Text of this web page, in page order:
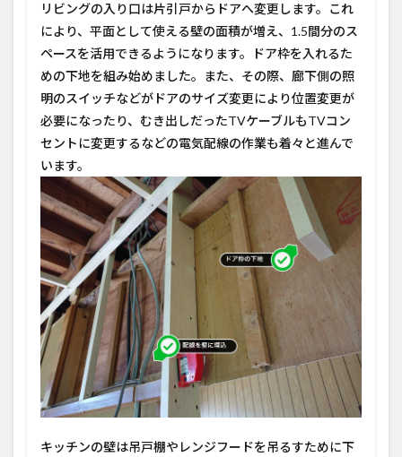
リビングの入り口は片引戸からドアへ変更します。これ
により、平面として使える壁の面積が増え、1.5間分のス
ペースを活用できるようになります。ドア枠を入れるた
めの下地を組み始めました。また、その際、廊下側の照
明のスイッチなどがドアのサイズ変更により位置変更が
必要になったり、むき出しだったTVケーブルもTVコン
セントに変更するなどの電気配線の作業も着々と進んで
います。
キッチンの壁は吊戸棚やレンジフードを吊るすために下